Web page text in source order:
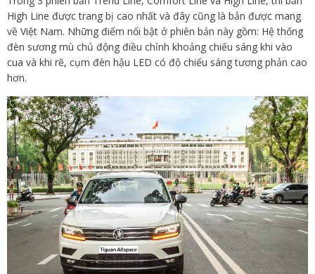
High Line được trang bị cao nhất và đây cũng là bản được mang
về Việt Nam. Những điểm nổi bật ở phiên bản này gồm: Hệ thống
đèn sương mù chủ động điều chỉnh khoảng chiếu sáng khi vào
cua và khi rẽ, cụm đèn hậu LED có độ chiếu sáng tương phản cao
hơn.